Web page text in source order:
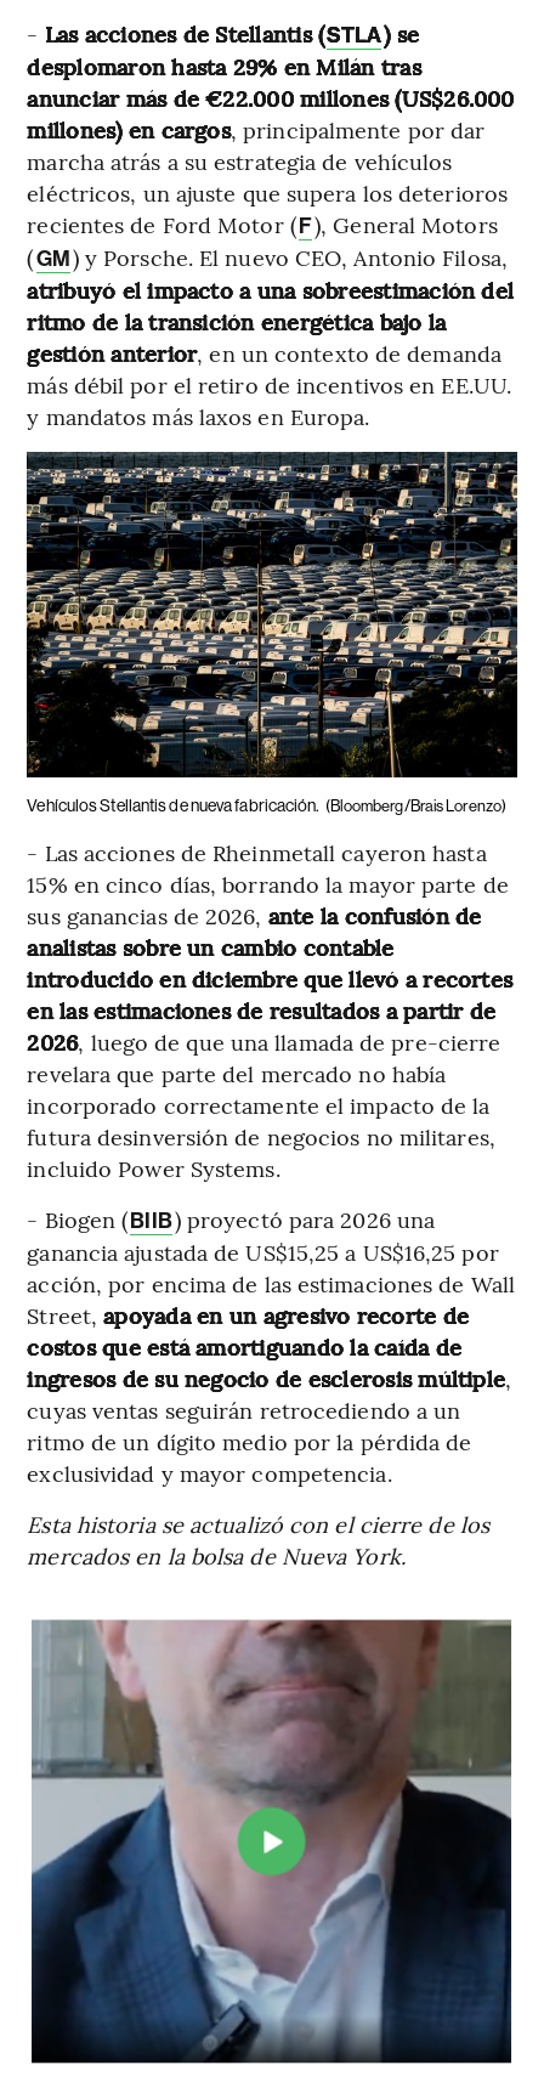
- Las acciones de Stellantis (STLA) se
desplomaron hasta 29% en Milán tras
anunciar más de €22.000 millones (US$26.000
millones) en cargos, principalmente por dar
marcha atrás a su estrategia de vehículos
eléctricos, un ajuste que supera los deterioros
recientes de Ford Motor (F), General Motors
(GM) y Porsche. El nuevo CEO, Antonio Filosa,
atribuyó el impacto a una sobreestimación del
ritmo de la transición energética bajo la
gestión anterior, en un contexto de demanda
más débil por el retiro de incentivos en EE.UU.
y mandatos más laxos en Europa.
Vehículos Stellantis de nueva fabricación. (Bloomberg/Brais Lorenzo)
- Las acciones de Rheinmetall cayeron hasta
15% en cinco días, borrando la mayor parte de
sus ganancias de 2026, ante la confusión de
analistas sobre un cambio contable
introducido en diciembre que llevó a recortes
en las estimaciones de resultados a partir de
2026, luego de que una llamada de pre-cierre
revelara que parte del mercado no había
incorporado correctamente el impacto de la
futura desinversión de negocios no militares,
incluido Power Systems.
- Biogen (BIIB) proyectó para 2026 una
ganancia ajustada de US$15,25 a US$16,25 por
acción, por encima de las estimaciones de Wall
Street,apoyada en un agresivo recorte de
costos que está amortiguando la caída de
ingresos de su negocio de esclerosis múltiple,
cuyas ventas seguirán retrocediendo a un
ritmo de un dígito medio por la pérdida de
exclusividad y mayor competencia.
Esta historia se actualizó con el cierre de los
mercados en la bolsa de Nueva York.